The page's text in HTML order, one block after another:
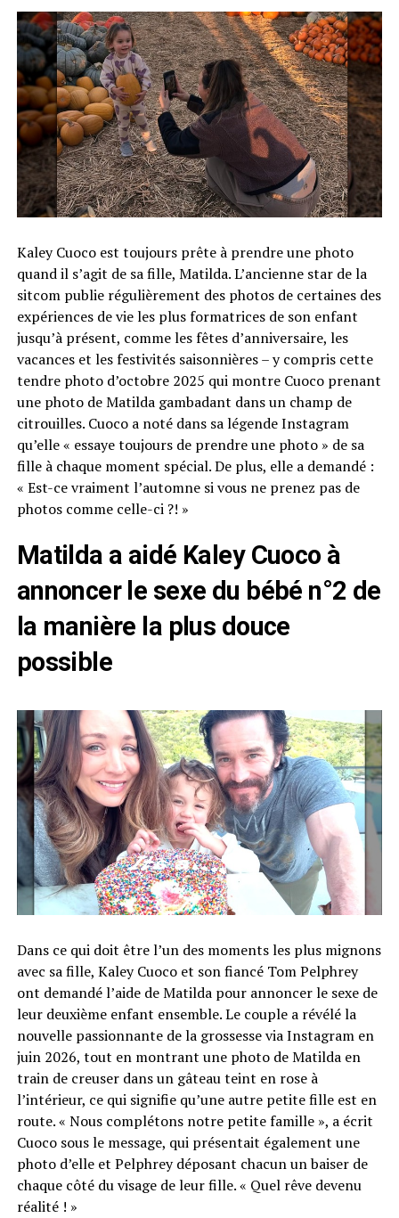
Kaley Cuoco est toujours prête à prendre une photo
quand il s’agit de sa fille, Matilda. L’ancienne star de la
sitcom publie régulièrement des photos de certaines des
expériences de vie les plus formatrices de son enfant
jusqu’à présent, comme les fêtes d’anniversaire, les
vacances et les festivités saisonnières – y compris cette
tendre photo d’octobre 2025 qui montre Cuoco prenant
une photo de Matilda gambadant dans un champ de
citrouilles. Cuoco a noté dans sa légende Instagram
qu’elle « essaye toujours de prendre une photo » de sa
fille à chaque moment spécial. De plus, elle a demandé :
« Est-ce vraiment l’automne si vous ne prenez pas de
photos comme celle-ci ?! »
Matilda a aidé Kaley Cuoco à
annoncer le sexe du bébé n°2 de
la manière la plus douce
possible
Dans ce qui doit être l’un des moments les plus mignons
avec sa fille, Kaley Cuoco et son fiancé Tom Pelphrey
ont demandé l’aide de Matilda pour annoncer le sexe de
leur deuxième enfant ensemble. Le couple a révélé la
nouvelle passionnante de la grossesse via Instagram en
juin 2026, tout en montrant une photo de Matilda en
train de creuser dans un gâteau teint en rose à
l’intérieur, ce qui signifie qu’une autre petite fille est en
route. « Nous complétons notre petite famille », a écrit
Cuoco sous le message, qui présentait également une
photo d’elle et Pelphrey déposant chacun un baiser de
chaque côté du visage de leur fille. « Quel rêve devenu
réalité ! »